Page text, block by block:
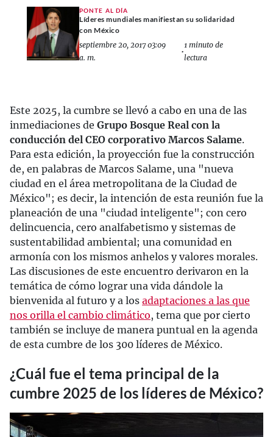
PONTE AL DÍA
Líderes mundiales manifiestan su solidaridad
con México
septiembre 20, 2017 03:09
a. m.
•
1 minuto de
lectura
Este 2025, la cumbre se llevó a cabo en una de las
inmediaciones de Grupo Bosque Real con la
conducción del CEO corporativo Marcos Salame.
Para esta edición, la proyección fue la construcción
de, en palabras de Marcos Salame, una "nueva
ciudad en el área metropolitana de la Ciudad de
México"; es decir, la intención de esta reunión fue la
planeación de una "ciudad inteligente"; con cero
delincuencia, cero analfabetismo y sistemas de
sustentabilidad ambiental; una comunidad en
armonía con los mismos anhelos y valores morales.
Las discusiones de este encuentro derivaron en la
temática de cómo lograr una vida dándole la
bienvenida al futuro y a los adaptaciones a las que
nos orilla el cambio climático, tema que por cierto
también se incluye de manera puntual en la agenda
de esta cumbre de los 300 líderes de México.
¿Cuál fue el tema principal de la
cumbre 2025 de los líderes de México?